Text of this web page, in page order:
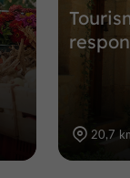
20,7